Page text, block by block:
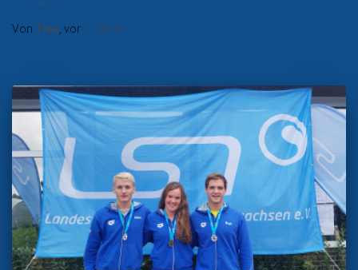
Von Tina , vor 7 Jahren